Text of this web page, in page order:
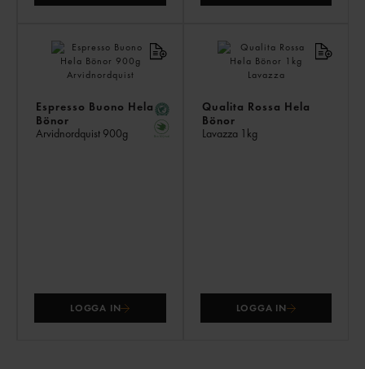
Espresso Buono Hela
Bönor
Arvidnordquist 900g
LOGGA IN
Qualita Rossa Hela
Bönor
Lavazza 1kg
LOGGA IN